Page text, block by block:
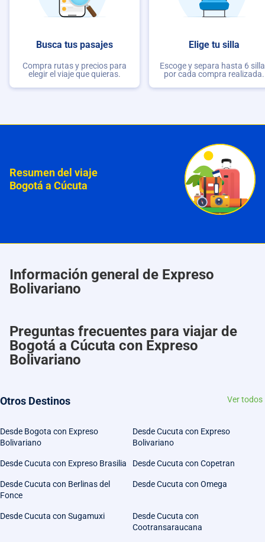
Busca tus pasajes
Compra rutas y precios para
elegir el viaje que quieras.
Elige tu silla
Escoge y separa hasta 6
por cada compra realizada.
Resumen del viaje
Bogotá a Cúcuta
Información general de Expreso
Bolivariano
Preguntas frecuentes para viajar de
Bogotá a Cúcuta con Expreso
Bolivariano
Otros Destinos Ver todos
Desde Bogota con Expreso
Bolivariano
Desde Cucuta con Expreso
Bolivariano
Desde Cucuta con Expreso Brasilia Desde Cucuta con Copetran
Desde Cucuta con Berlinas del
Fonce
Desde Cucuta con Omega
Desde Cucuta con Sugamuxi
Desde Cucuta con
Cootransaraucana